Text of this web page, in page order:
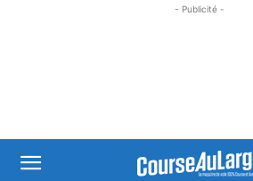
- Publicité -